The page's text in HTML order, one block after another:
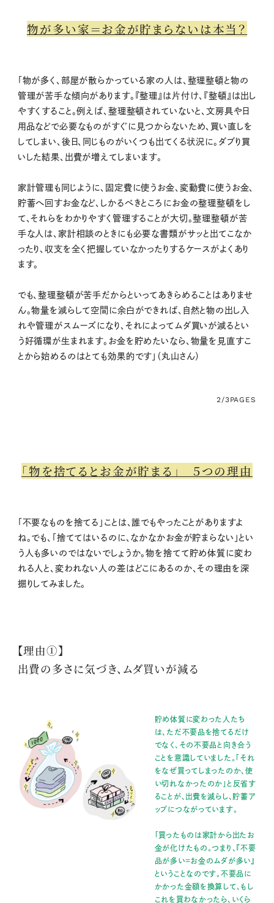
物が多い家＝お金が貯まらないは本当？
「物が多く、部屋が散らかっている家の人は、整理整頓と物の
管理が苦手な傾向があります。『整理』は片付け、『整頓』は出し
やすくすること。例えば、整理整頓されていないと、文房具や日
用品などで必要なものがすぐに見つからないため、買い直しを
してしまい、後日、同じものがいくつも出てくる状況に。ダブり買
いした結果、出費が増えてしまいます。
家計管理も同じように、固定費に使うお金、変動費に使うお金、
貯蓄へ回すお金など、しかるべきところにお金の整理整頓をし
て、それらをわかりやすく管理することが大切。整理整頓が苦
手な人は、家計相談のときにも必要な書類がサッと出てこなか
ったり、収支を全く把握していなかったりするケースがよくあり
ます。
でも、整理整頓が苦手だからといってあきらめることはありませ
ん。物量を減らして空間に余白ができれば、自然と物の出し入
れや管理がスムーズになり、それによってムダ買いが減るとい
う好循環が生まれます。お金を貯めたいなら、物量を見直すこ
とから始めるのはとても効果的です」（丸山さん）
2/3PAGES
「物を捨てるとお金が貯まる」 ５つの理由
「不要なものを捨てる」ことは、誰でもやったことがありますよ
ね。でも、「捨ててはいるのに、なかなかお金が貯まらない」とい
う人も多いのではないでしょうか。物を捨てて貯め体質に変わ
れる人と、変われない人の差はどこにあるのか、その理由を深
掘りしてみました。
【理由①】
出費の多さに気づき、ムダ買いが減る
貯め体質に変わった人たち
は、ただ不要品を捨てるだけ
でなく、その不要品と向き合う
ことを意識していました。「それ
をなぜ買ってしまったのか、使
い切れなかったのか」と反省す
ることが、出費を減らし、貯蓄ア
ップにつながっています。
「買ったものは家計から出たお
金が化けたもの。つまり、『不要
品が多い＝お金のムダが多い』
ということなのです。不要品に
かかった金額を換算して、もし
これを買わなかったら、いくら